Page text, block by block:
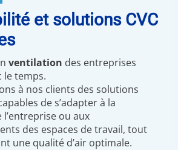
et solutions CVC
ventilation des entreprises
le temps.
à nos clients des solutions
de s’adapter à la
l’entreprise ou aux
des espaces de travail, tout
une qualité d’air optimale.